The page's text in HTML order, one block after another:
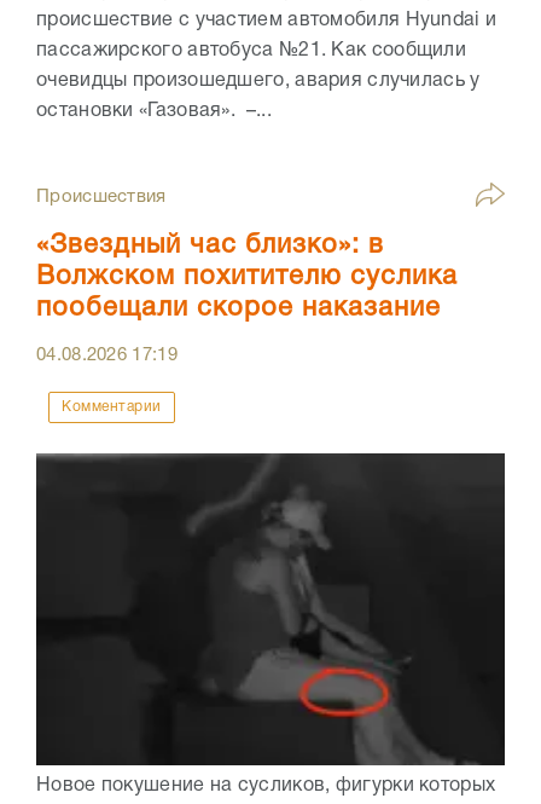
происшествие с участием автомобиля Hyundai и
пассажирского автобуса №21. Как сообщили
очевидцы произошедшего, авария случилась у
остановки «Газовая». –...
Происшествия
«Звездный час близко»: в
Волжском похитителю суслика
пообещали скорое наказание
04.08.2026 17:19
Комментарии
Новое покушение на сусликов, фигурки которых